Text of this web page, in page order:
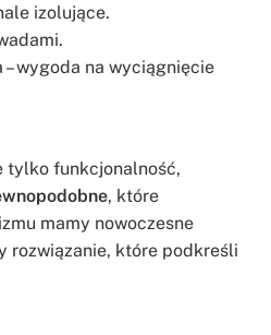
izolujące.
wygoda na wyciągnięcie
tylko funkcjonalność,
, które
mamy nowoczesne
rozwiązanie, które podkreśli